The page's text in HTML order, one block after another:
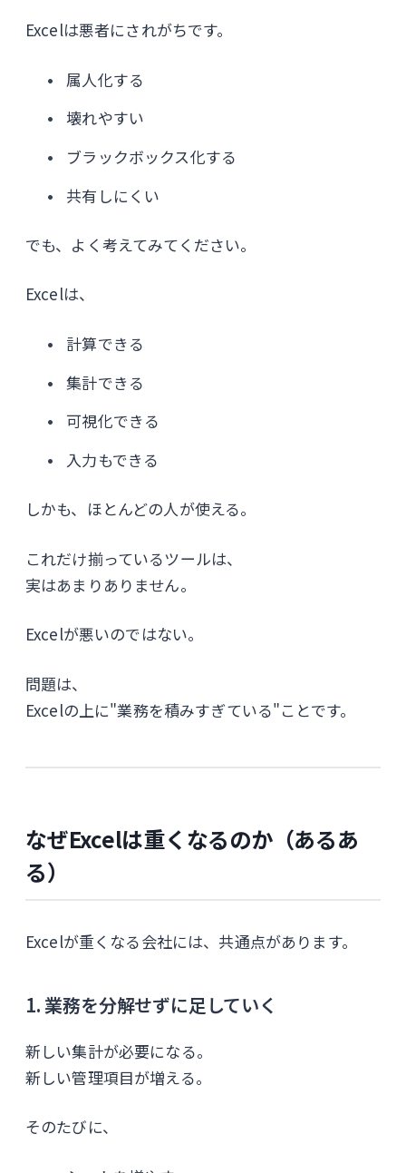
Excelは悪者にされがちです。
属人化する
壊れやすい
ブラックボックス化する
共有しにくい
でも、よく考えてみてください。
Excelは、
計算できる
集計できる
可視化できる
入力もできる
しかも、ほとんどの人が使える。
これだけ揃っているツールは、
実はあまりありません。
Excelが悪いのではない。
問題は、
Excelの上に"業務を積みすぎている"ことです。
なぜExcelは重くなるのか（あるあ
る）
Excelが重くなる会社には、共通点があります。
1. 業務を分解せずに足していく
新しい集計が必要になる。
新しい管理項目が増える。
そのたびに、